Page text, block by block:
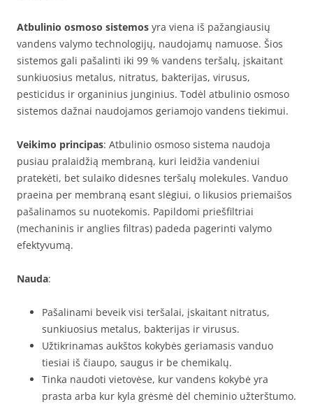
Atbulinio osmoso sistemos yra viena iš pažangiausių
vandens valymo technologijų, naudojamų namuose. Šios
sistemos gali pašalinti iki 99 % vandens teršalų, įskaitant
sunkiuosius metalus, nitratus, bakterijas, virusus,
pesticidus ir organinius junginius. Todėl atbulinio osmoso
sistemos dažnai naudojamos geriamojo vandens tiekimui.
Veikimo principas: Atbulinio osmoso sistema naudoja
pusiau pralaidžią membraną, kuri leidžia vandeniui
pratekėti, bet sulaiko didesnes teršalų molekules. Vanduo
praeina per membraną esant slėgiui, o likusios priemaišos
pašalinamos su nuotekomis. Papildomi priešfiltriai
(mechaninis ir anglies filtras) padeda pagerinti valymo
efektyvumą.
Nauda:
Pašalinami beveik visi teršalai, įskaitant nitratus,
sunkiuosius metalus, bakterijas ir virusus.
Užtikrinamas aukštos kokybės geriamasis vanduo
tiesiai iš čiaupo, saugus ir be chemikalų.
Tinka naudoti vietovėse, kur vandens kokybė yra
prasta arba kur kyla grėsmė dėl cheminio užterštumo.